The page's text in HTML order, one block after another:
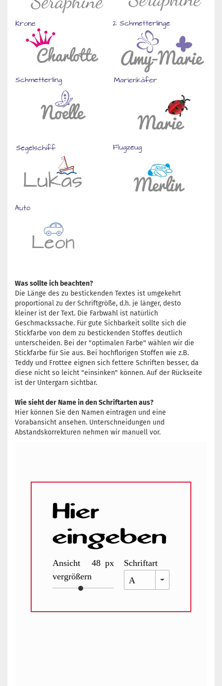
Was sollte ich beachten?
Die Länge des zu bestickenden Textes ist umgekehrt
proportional zu der Schriftgröße, d.h. je länger, desto
kleiner ist der Text. Die Farbwahl ist natürlich
Geschmackssache. Für gute Sichbarkeit sollte sich die
Stickfarbe von dem zu bestickenden Stoffes deutlich
unterscheiden. Bei der "optimalen Farbe" wählen wir die
Stickfarbe für Sie aus. Bei hochflorigen Stoffen wie z.B.
Teddy und Frottee eignen sich fettere Schriften besser, da
diese nicht so leicht "einsinken" können. Auf der Rückseite
ist der Untergarn sichtbar.
Wie sieht der Name in den Schriftarten aus?
Hier können Sie den Namen eintragen und eine
Vorabansicht ansehen. Unterschneidungen und
Abstandskorrekturen nehmen wir manuell vor.